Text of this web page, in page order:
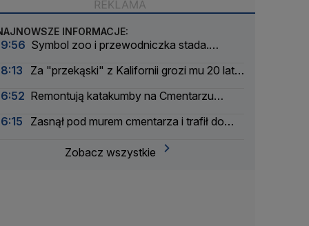
INFORMACJE:
Symbol zoo i przewodniczka stada.
Za "przekąski" z Kalifornii grozi mu 20 lat
Remontują katakumby na Cmentarzu
Zasnął pod murem cmentarza i trafił do
Zobacz wszystkie